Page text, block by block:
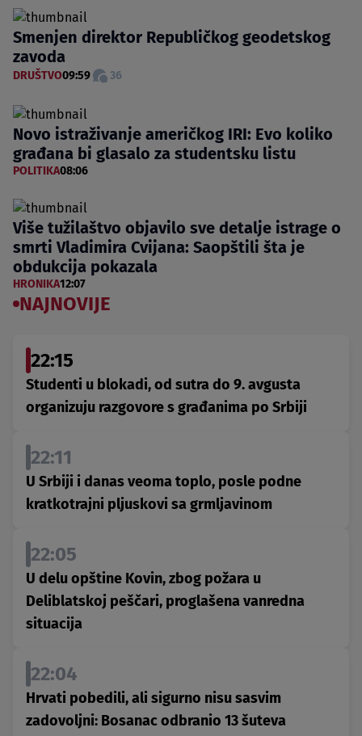
Smenjen direktor Republičkog geodetskog
zavoda
DRUŠTVO09:59 36
Novo istraživanje američkog IRI: Evo koliko
građana bi glasalo za studentsku listu
POLITIKA08:06
Više tužilaštvo objavilo sve detalje istrage o
smrti Vladimira Cvijana: Saopštili šta je
obdukcija pokazala
HRONIKA12:07
NAJNOVIJE
22:15
Studenti u blokadi, od sutra do 9. avgusta
organizuju razgovore s građanima po Srbiji
22:11
U Srbiji i danas veoma toplo, posle podne
kratkotrajni pljuskovi sa grmljavinom
22:05
U delu opštine Kovin, zbog požara u
Deliblatskoj peščari, proglašena vanredna
situacija
22:04
Hrvati pobedili, ali sigurno nisu sasvim
zadovoljni: Bosanac odbranio 13 šuteva